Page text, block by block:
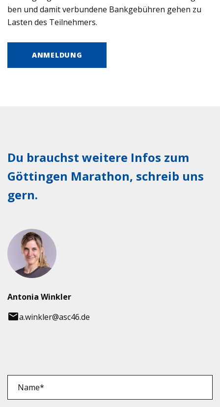
ben und damit ver­bun­dene Bank­ge­büh­ren gehen zu
Las­ten des Teil­neh­mers.
ANMELDUNG
Du brauchst weitere Infos zum
Göttingen Marathon, schreib uns
gern.
Antonia Winkler
a.winkler@asc46.de